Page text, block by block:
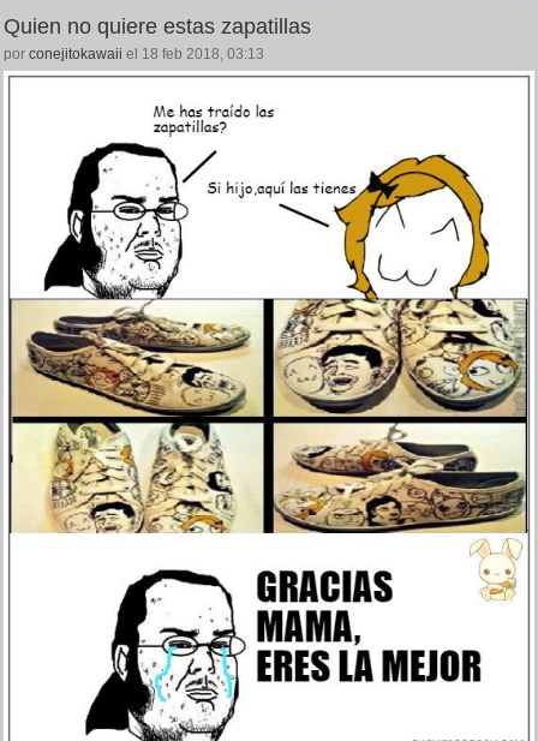
Quien no quiere estas zapatillas
por conejitokawaii el 18 feb 2018, 03:13